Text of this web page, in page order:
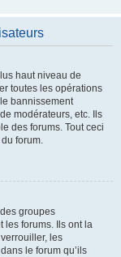
haut niveau de
toutes les opérations
bannissement
modérateurs, etc. Ils
des forums. Tout ceci
forum.
groupes
les forums. Ils ont la
les
le forum qu’ils